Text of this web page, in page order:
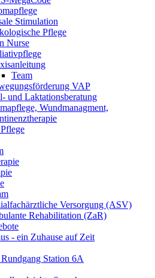
Stimulation
Pflege
Nurse
Team
VAP
und Laktationsberatung
Wundmanagment,
Versorgung (ASV)
Rehabilitation (ZaR)
- ein Zuhause auf Zeit
Station 6A